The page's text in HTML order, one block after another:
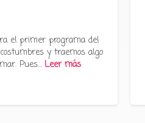
el primer programa del
y traemos algo
Pues…Leer más